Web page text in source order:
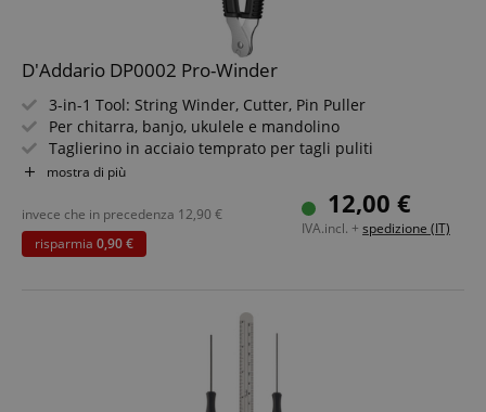
D'Addario DP0002 Pro-Winder
3-in-1 Tool: String Winder, Cutter, Pin Puller
Per chitarra, banjo, ukulele e mandolino
Taglierino in acciaio temprato per tagli puliti
Bridge Pin Puller integrato per chitarre acustiche
Design ergonomico per un cambio corde rapido
Compatto, facile da riporre in Case o Gig Bag
mostra di più
12,00 €
IVA.incl. + spedizione (IT)
invece che in precedenza 12,90 €
risparmia 0,90 €